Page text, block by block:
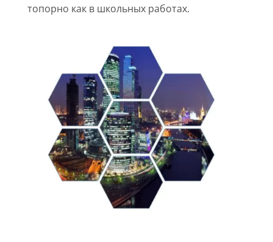
топорно как в школьных работах.